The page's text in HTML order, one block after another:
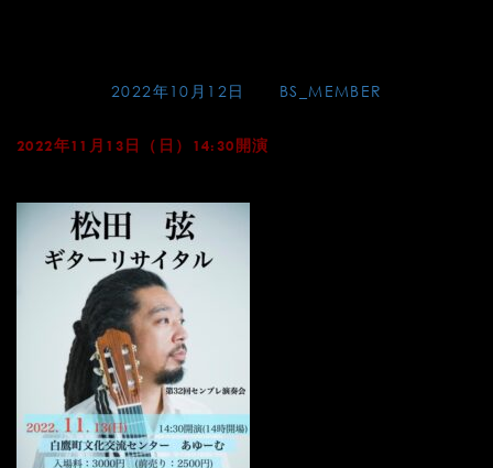
Posted on2022年10月12日 BS_MEMBER
2022年11月13日（日）14:30開演